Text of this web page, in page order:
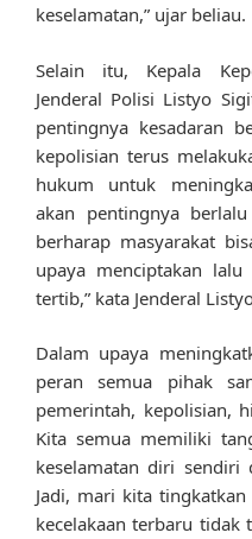
keselamatan,” ujar beliau.
Selain itu, Kepala
Jenderal Polisi Listyo
pentingnya kesadaran
kepolisian terus
hukum untuk
akan pentingnya
berharap masyarakat
upaya menciptakan
tertib,” kata Jenderal
Dalam upaya
peran semua pihak
pemerintah, kepolisian,
Kita semua memiliki
keselamatan diri
Jadi, mari kita
kecelakaan terbaru tidak